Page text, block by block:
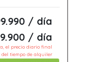
/ día
/ día
el precio diario final
del tiempo de alquiler